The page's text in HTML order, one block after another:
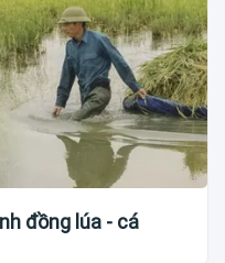
đồng lúa - cá